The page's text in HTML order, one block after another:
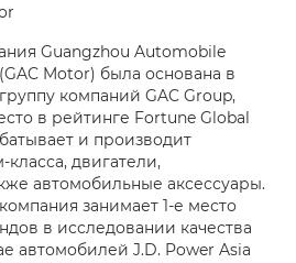
Guangzhou Automobile
Motor) была основана в
компаний GAC Group,
в рейтинге Fortune Global
и производит
двигатели,
автомобильные аксессуары.
занимает 1-е место
в исследовании качества
автомобилей J.D. Power Asia